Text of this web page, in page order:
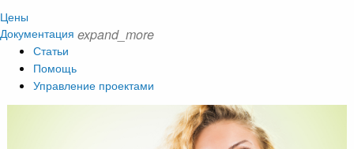
Цены
Документация expand_more
Статьи
Помощь
Управление проектами